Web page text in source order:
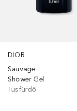
DIOR
Sauvage
Shower Gel
Tusfürdő